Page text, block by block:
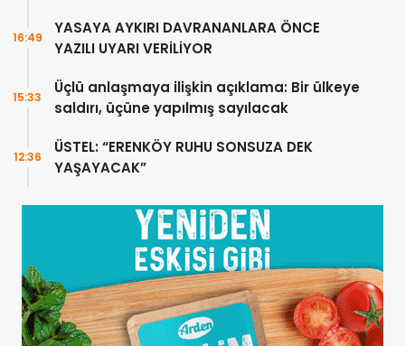
YASAYA AYKIRI DAVRANANLARA ÖNCE
YAZILI UYARI VERİLİYOR
16:49
Üçlü anlaşmaya ilişkin açıklama: Bir ülkeye
saldırı, üçüne yapılmış sayılacak
15:33
ÜSTEL: “ERENKÖY RUHU SONSUZA DEK
YAŞAYACAK”
12:36